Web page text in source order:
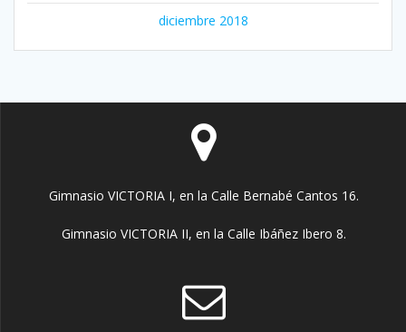
diciembre 2018
Gimnasio VICTORIA I, en la Calle Bernabé Cantos 16.
Gimnasio VICTORIA II, en la Calle Ibáñez Ibero 8.